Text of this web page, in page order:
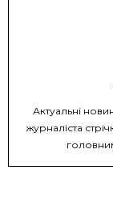
Актуальні
журналіста